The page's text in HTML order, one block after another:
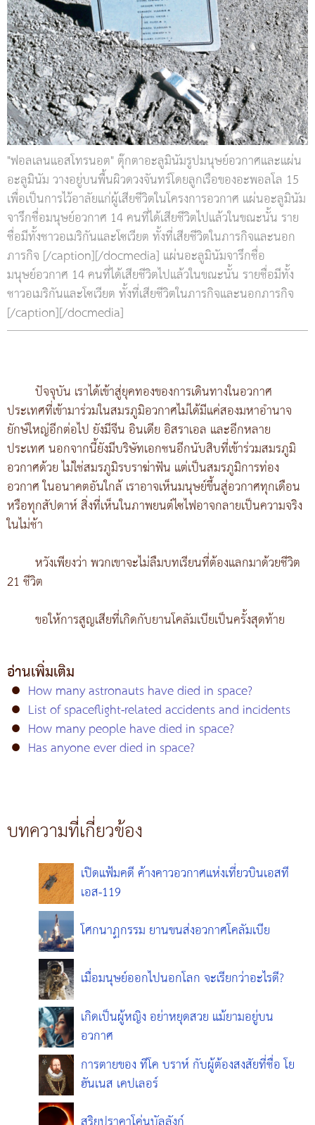
"ฟอลเลนแอสโทรนอต" ตุ๊กตาอะลูมินัมรูปมนุษย์อวกาศและแผ่น
อะลูมินัม วางอยู่บนพื้นผิวดวงจันทร์โดยลูกเรือของอะพอลโล 15
เพื่อเป็นการไว้อาลัยแก่ผู้เสียชีวิตในโครงการอวกาศ แผ่นอะลูมินัม
จารึกชื่อมนุษย์อวกาศ 14 คนที่ได้เสียชีวิตไปแล้วในขณะนั้น ราย
ชื่อมีทั้งชาวอเมริกันและโซเวียต ทั้งที่เสียชีวิตในภารกิจและนอก
ภารกิจ [/caption][/docmedia] แผ่นอะลูมินัมจารึกชื่อ
มนุษย์อวกาศ 14 คนที่ได้เสียชีวิตไปแล้วในขณะนั้น รายชื่อมีทั้ง
ชาวอเมริกันและโซเวียต ทั้งที่เสียชีวิตในภารกิจและนอกภารกิจ
[/caption][/docmedia]
ปัจจุบัน เราได้เข้าสู่ยุคทองของการเดินทางในอวกาศ
ประเทศที่เข้ามาร่วมในสมรภูมิอวกาศไม่ได้มีแค่สองมหาอำนาจ
ยักษ์ใหญ่อีกต่อไป ยังมีจีน อินเดีย อิสราเอล และอีกหลาย
ประเทศ นอกจากนี้ยังมีบริษัทเอกชนอีกนับสิบที่เข้าร่วมสมรภูมิ
อวกาศด้วย ไม่ใช่สมรภูมิรบราฆ่าฟัน แต่เป็นสมรภูมิการท่อง
อวกาศ ในอนาคตอันใกล้ เราอาจเห็นมนุษย์ขึ้นสู่อวกาศทุกเดือน
หรือทุกสัปดาห์ สิ่งที่เห็นในภาพยนต์ไซไฟอาจกลายเป็นความจริง
ในไม่ช้า
หวังเพียงว่า พวกเขาจะไม่ลืมบทเรียนที่ต้องแลกมาด้วยชีวิต
21 ชีวิต
ขอให้การสูญเสียที่เกิดกับยานโคลัมเบียเป็นครั้งสุดท้าย
อ่านเพิ่มเติม
● How many astronauts have died in space?
● List of spaceflight-related accidents and incidents
● How many people have died in space?
● Has anyone ever died in space?
บทความที่เกี่ยวข้อง
เปิดแฟ้มคดี ค้างคาวอวกาศแห่งเที่ยวบินเอสที
เอส-119
โศกนาฏกรรม ยานขนส่งอวกาศโคลัมเบีย
เมื่อมนุษย์ออกไปนอกโลก จะเรียกว่าอะไรดี?
เกิดเป็นผู้หญิง อย่าหยุดสวย แม้ยามอยู่บน
อวกาศ
การตายของ ทีโค บราห์ กับผู้ต้องสงสัยที่ชื่อ โย
ฮันเนส เคปเลอร์